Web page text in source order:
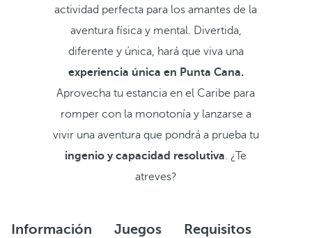
actividad perfecta para los amantes de la
aventura física y mental. Divertida,
diferente y única, hará que viva una
experiencia única en Punta Cana.
Aprovecha tu estancia en el Caribe para
romper con la monotonía y lanzarse a
vivir una aventura que pondrá a prueba tu
ingenio y capacidad resolutiva. ¿Te
atreves?
Información Juegos
Requisitos